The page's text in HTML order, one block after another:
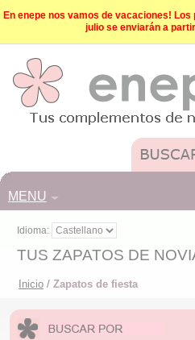
En enepe nos vamos de vacaciones!
julio se enviarán a
MENU
Idioma:
TUS ZAPATOS DE
Inicio / Zapatos de fiesta